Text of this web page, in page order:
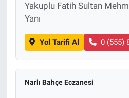
Yakuplu Fatih Sultan
Yanı
Yol Tarifi Al 0 (555)
Narlı Bahçe Eczanesi
MANŞET
RESMİ İLANLAR